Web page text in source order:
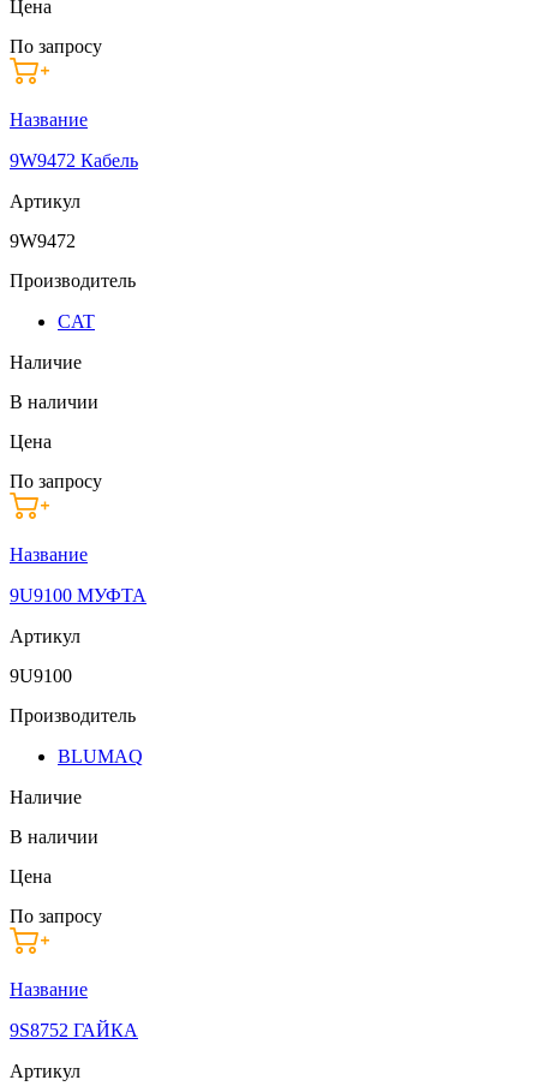
Цена
По запросу
Название
9W9472 Кабель
Артикул
9W9472
Производитель
CAT
Наличие
В наличии
Цена
По запросу
Название
9U9100 МУФТА
Артикул
9U9100
Производитель
BLUMAQ
Наличие
В наличии
Цена
По запросу
Название
9S8752 ГАЙКА
Артикул